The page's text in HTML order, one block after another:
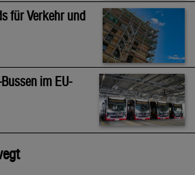
für Verkehr und
im EU-